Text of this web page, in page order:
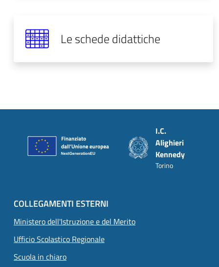
Le schede didattiche
I.C.
Alighieri
Kennedy
Torino
COLLEGAMENTI ESTERNI
Ministero dell'Istruzione e del Merito
Ufficio Scolastico Regionale
Scuola in chiaro